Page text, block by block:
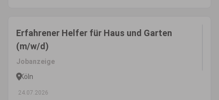
Erfahrener Helfer für Haus und Garten
(m/w/d)
Jobanzeige
Köln
24.07.2026